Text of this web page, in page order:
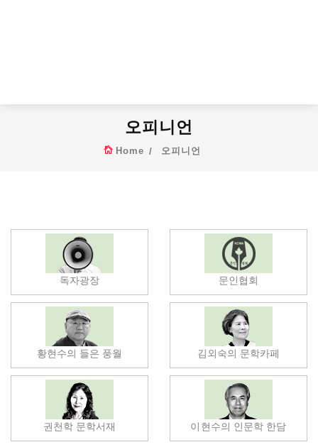
오피니언
Home 오피니언
독자광장 문인협회
황현수의 들은 풍월 김외숙의 문학카페
권천학 문학서재 이현수의 인문학 한담